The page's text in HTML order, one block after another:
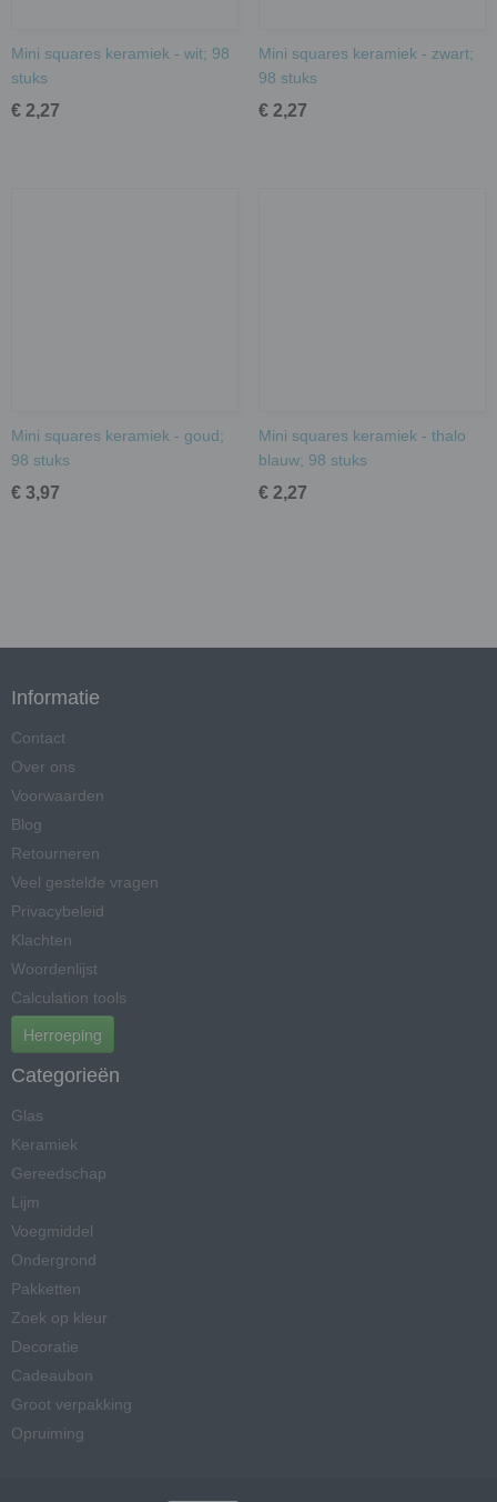
Mini squares keramiek - wit; 98
stuks
€ 2,27
Mini squares keramiek - zwart;
98 stuks
€ 2,27
Mini squares keramiek - goud;
98 stuks
€ 3,97
Mini squares keramiek - thalo
blauw; 98 stuks
€ 2,27
Informatie
Contact
Over ons
Voorwaarden
Blog
Retourneren
Veel gestelde vragen
Privacybeleid
Klachten
Woordenlijst
Calculation tools
Herroeping
Categorieën
Glas
Keramiek
Gereedschap
Lijm
Voegmiddel
Ondergrond
Pakketten
Zoek op kleur
Decoratie
Cadeaubon
Groot verpakking
Opruiming